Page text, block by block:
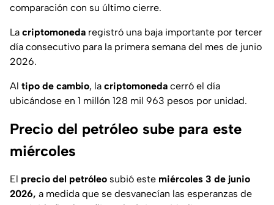
comparación con su último cierre.
La criptomoneda registró una baja importante por tercer
día consecutivo para la primera semana del mes de junio
2026.
Al tipo de cambio, la criptomoneda cerró el día
ubicándose en 1 millón 128 mil 963 pesos por unidad.
Precio del petróleo sube para este
miércoles
El precio del petróleo subió este miércoles 3 de junio
2026, a medida que se desvanecían las esperanzas de